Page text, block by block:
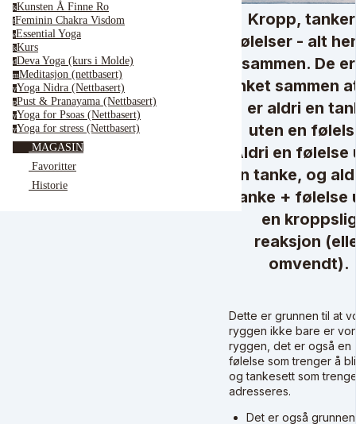
kKunsten Å Finne Ro
fFeminin Chakra Visdom
eEssential Yoga
kKurs
dDeva Yoga (kurs i Molde)
mMeditasjon (nettbasert)
yYoga Nidra (Nettbasert)
pPust & Pranayama (Nettbasert)
yYoga for Psoas (Nettbasert)
yYoga for stress (Nettbasert)
MAGASIN
Favoritter
Historie
Kropp,
følelser - alt
sammen. De
linket sammen
er aldri en
uten en
Aldri en følelse
en tanke, og
tanke + følelse
en
reaksjon
omvendt).
Dette er grunnen til at
ryggen ikke bare er
ryggen, det er også en
følelse som trenger å
og tankesett som
adresseres.
Det er også